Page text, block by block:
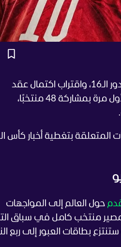
تدخل منافسات كأس العالم 2026 مرحلة مفصلية مع تواصل مباريات دور الـ16، واقتراب اكتمال عقد
المنتخبات المتأهلة إلى الدور ربع النهائي، في نسخة استثنائية تقام لأول مرة بمشاركة 48 منتخبًا،
المتعلقة بتغطية أخبار كأس
حول العالم إلى المواجهات
مصير منتخب كامل في سباق
بطاقات العبور إلى ربع